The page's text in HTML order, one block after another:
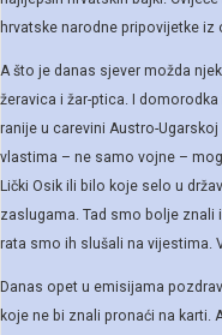
hrvatske narodne pripovijetke
A što je danas sjever možda
žeravica i žar-ptica. I
ranije u carevini Austro-
vlastima – ne samo vojne –
Lički Osik ili bilo koje selo u
zaslugama. Tad smo bolje znali
rata smo ih slušali na vijestima.
Danas opet u emisijama
koje ne bi znali pronaći na karti.